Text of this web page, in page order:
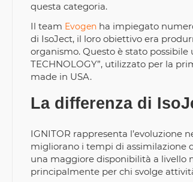
questa categoria.
Il team Evogen ha impiegato
di IsoJect, il loro obiettivo era
organismo. Questo è stato
TECHNOLOGY”, utilizzato per la
made in USA.
La differenza di
IGNITOR rappresenta
migliorano i tempi di assimilazione
una maggiore disponibilità a livello
principalmente per chi svolge